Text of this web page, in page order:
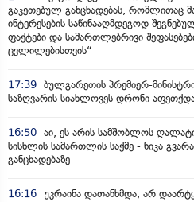
გაკეთებულ განცხადებას, რომლითაც
ინტერესების საწინააღმდეგოდ
ფაქტები და სამართლებრივი
ცვლილებისთვის“
17:39 ბულგარეთის პრემიერ-
საზღვარის სიახლოვეს დრონი
16:50 აი, ეს არის სამშობლოს
სისხლის სამართლის საქმე - ნიკა
განცხადებაზე
16:16 უკრაინა დათანხმდა, არ